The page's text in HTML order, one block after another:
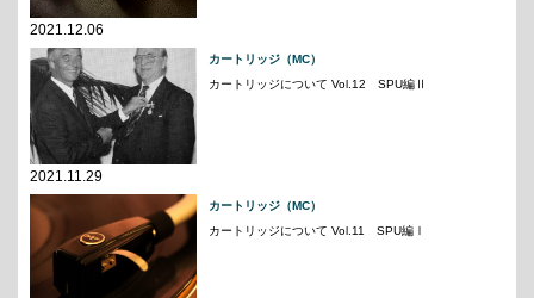
2021.12.06
カートリッジ（MC）
カートリッジについて Vol.12 SPU編Ⅱ
2021.11.29
カートリッジ（MC）
カートリッジについて Vol.11 SPU編Ⅰ